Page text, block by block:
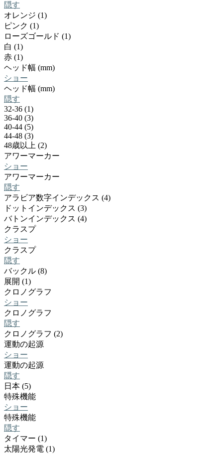
隠す
オレンジ (1)
ピンク (1)
ローズゴールド (1)
白 (1)
赤 (1)
ヘッド幅 (mm)
ショー
ヘッド幅 (mm)
隠す
32-36 (1)
36-40 (3)
40-44 (5)
44-48 (3)
48歳以上 (2)
アワーマーカー
ショー
アワーマーカー
隠す
アラビア数字インデックス (4)
ドットインデックス (3)
バトンインデックス (4)
クラスプ
ショー
クラスプ
隠す
バックル (8)
展開 (1)
クロノグラフ
ショー
クロノグラフ
隠す
クロノグラフ (2)
運動の起源
ショー
運動の起源
隠す
日本 (5)
特殊機能
ショー
特殊機能
隠す
タイマー (1)
太陽光発電 (1)